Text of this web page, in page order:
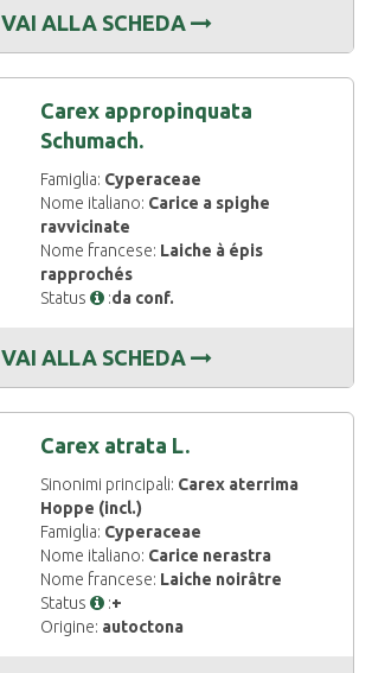
VAI ALLA SCHEDA
Carex appropinquata
Schumach.
Famiglia: Cyperaceae
Nome italiano: Carice a spighe
ravvicinate
Nome francese: Laiche à épis
rapprochés
Status
:da conf.
VAI ALLA SCHEDA
Carex atrata L.
Sinonimi principali: Carex aterrima
Hoppe (incl.)
Famiglia: Cyperaceae
Nome italiano: Carice nerastra
Nome francese: Laiche noirâtre
Status
:+
Origine: autoctona